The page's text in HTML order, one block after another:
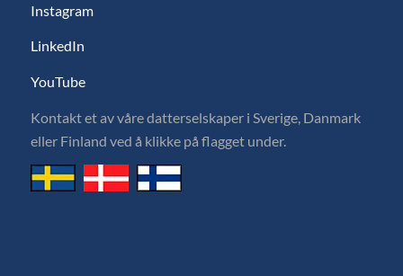
Instagram
LinkedIn
YouTube
Kontakt et av våre datterselskaper i Sverige, Danmark
eller Finland ved å klikke på flagget under.